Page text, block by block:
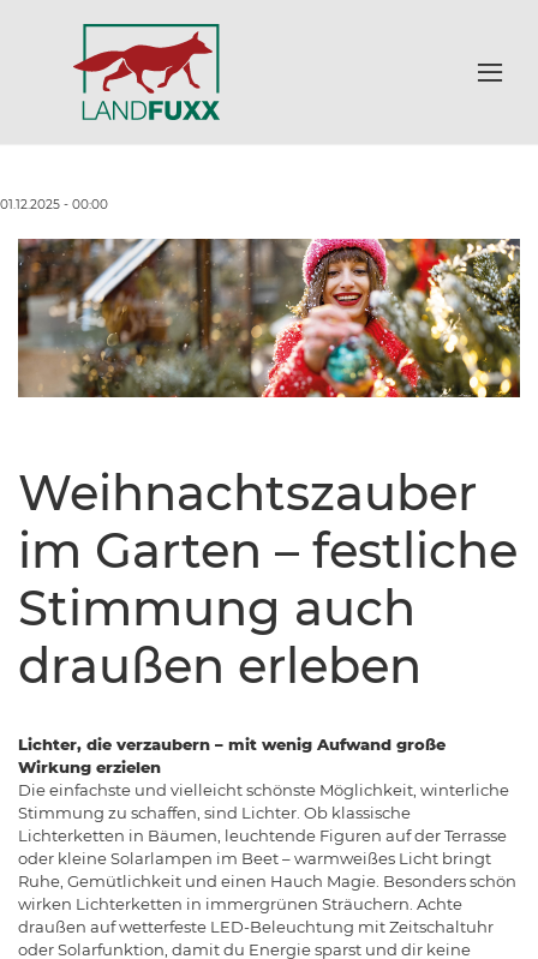
01.12.2025 - 00:00
Weihnachtszauber
im Garten – festliche
Stimmung auch
draußen erleben
Lichter, die verzaubern – mit wenig Aufwand große
Wirkung erzielen
Die einfachste und vielleicht schönste Möglichkeit, winterliche
Stimmung zu schaffen, sind Lichter. Ob klassische
Lichterketten in Bäumen, leuchtende Figuren auf der Terrasse
oder kleine Solarlampen im Beet – warmweißes Licht bringt
Ruhe, Gemütlichkeit und einen Hauch Magie. Besonders schön
wirken Lichterketten in immergrünen Sträuchern. Achte
draußen auf wetterfeste LED-Beleuchtung mit Zeitschaltuhr
oder Solarfunktion, damit du Energie sparst und dir keine